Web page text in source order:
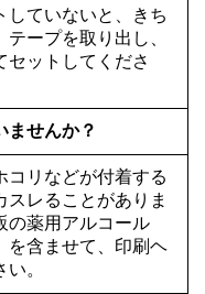
していないと、きち
ープを取り出し、
セットしてくださ
ませんか？
コリなどが付着する
スレることがありま
の薬用アルコール
を含ませて、印刷ヘ
。